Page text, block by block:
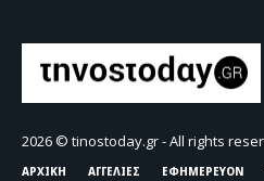
2026 © tinostoday.gr - All rights
ΑΡΧΙΚΗ ΑΓΓΕΛΙΕΣ ΕΦΗΜΕΡΕΥΟΝ